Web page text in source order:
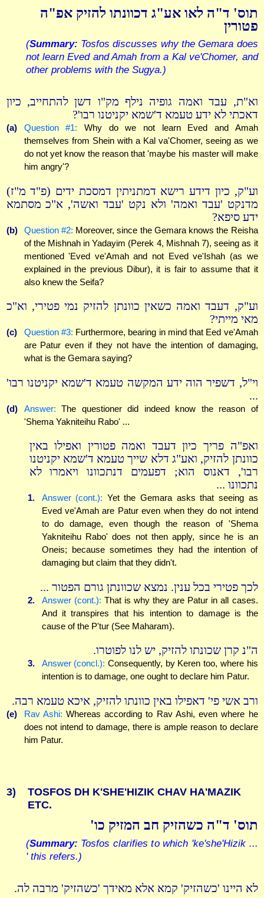
תוס' ד"ה לאו אע"ג דכוונתו להזיק אפ"ה
פטורין
(Summary: Tosfos discusses why the Gemara does
not learn Eved and Amah from a Kal ve'Chomer, and
other problems with the Sugya.)
וא"ת, עבד ואמה גופיה נילף מק"ו דשן להתחייב, כיון
דאכתי לא ידע טעמא ד'שמא יקניטנו רבו'?
(a) Question #1: Why do we not learn Eved and Amah
themselves from Shein with a Kal va'Chomer, seeing as we
do not yet know the reason that 'maybe his master will make
him angry'?
וע"ק, כיון דידע רישא דמתניתין דמסכת ידים (פ"ד מ"ז)
מדנקט 'עבד ואמה' ולא נקט 'עבד ואשה', א"כ מסתמא
ידע סיפא?
(b) Question #2: Moreover, since the Gemara knows the Reisha
of the Mishnah in Yadayim (Perek 4, Mishnah 7), seeing as it
mentioned 'Eved ve'Amah and not Eved ve'Ishah (as we
explained in the previous Dibur), it is fair to assume that it
also knew the Seifa?
וע"ק, דעבד ואמה כשאין כוונתן להזיק נמי פטירי, וא"כ
מאי מייתי?
(c) Question #3: Furthermore, bearing in mind that Eed ve'Amah
are Patur even if they not have the intention of damaging,
what is the Gemara saying?
וי"ל, דשפיר הוה ידע המקשה טעמא ד'שמא יקניטנו רבו'
...
(d) Answer: The questioner did indeed know the reason of
'Shema Yakniteihu Rabo' ...
ואפ"ה פריך כיון דעבד ואמה פטורין ואפילו באין
כוונתן להזיק, ואע"ג דלא שייך טעמא ד'שמא יקניטנו
רבו', דאנוס הוא; דפעמים דנתכוונו ויאמרו לא
נתכוונו ...
1. Answer (cont.): Yet the Gemara asks that seeing as
Eved ve'Amah are Patur even when they do not intend
to do damage, even though the reason of 'Shema
Yakniteihu Rabo' does not then apply, since he is an
Oneis; because sometimes they had the intention of
damaging but claim that they didn't.
לכך פטירי בכל ענין. נמצא שכוונתן גורם הפטור ...
2. Answer (cont.): That is why they are Patur in all cases.
And it transpires that his intention to damage is the
cause of the P'tur (See Maharam).
ה"נ קרן שכונתו להזיק, יש לנו לפוטרו.
3. Answer (concl.): Consequently, by Keren too, where his
intention is to damage, one ought to declare him Patur.
ורב אשי פי' דאפילו באין כוונתו להזיק, איכא טעמא רבה.
(e) Rav Ashi: Whereas according to Rav Ashi, even where he
does not intend to damage, there is ample reason to declare
him Patur.
3)
TOSFOS DH K'SHE'HIZIK CHAV HA'MAZIK
ETC.
תוס' ד"ה כשהזיק חב המזיק כו'
(Summary: Tosfos clarifies to which 'ke'she'Hizik ...
' this refers.)
לא היינו 'כשהזיק' קמא אלא מאידך 'כשהזיק' מרבה לה.